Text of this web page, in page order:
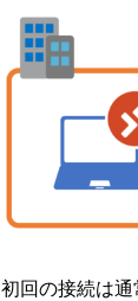
初回の接続は